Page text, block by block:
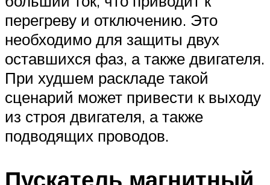
перегреву и отключению. Это
необходимо для защиты двух
оставшихся фаз, а также двигателя.
При худшем раскладе такой
сценарий может привести к выходу
из строя двигателя, а также
подводящих проводов.